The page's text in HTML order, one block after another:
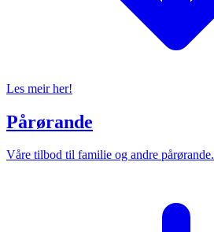
Les meir her!
Pårørande
Våre tilbod til familie og andre pårørande.